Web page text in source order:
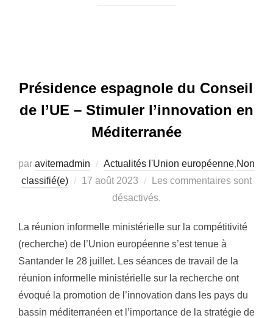
Présidence espagnole du Conseil
de l’UE – Stimuler l’innovation en
Méditerranée
par avitemadmin Actualités l'Union européenne,Non
classifié(e)
Publié
17 août 2023
Les commentaires sont
désactivés.
La réunion informelle ministérielle sur la compétitivité
(recherche) de l’Union européenne s’est tenue à
Santander le 28 juillet. Les séances de travail de la
réunion informelle ministérielle sur la recherche ont
évoqué la promotion de l’innovation dans les pays du
bassin méditerranéen et l’importance de la stratégie de